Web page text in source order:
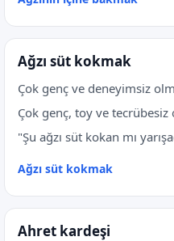
Ağzı süt kokmak
Çok genç ve deneyimsiz
Çok genç, toy ve tecrübesiz
"Şu ağzı süt kokan mı
Ağzı süt kokmak
Ahret kardeşi